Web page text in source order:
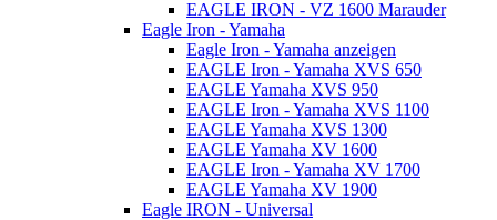
EAGLE IRON - VZ 1600 Marauder
Eagle Iron - Yamaha
Eagle Iron - Yamaha anzeigen
EAGLE Iron - Yamaha XVS 650
EAGLE Yamaha XVS 950
EAGLE Iron - Yamaha XVS 1100
EAGLE Yamaha XVS 1300
EAGLE Yamaha XV 1600
EAGLE Iron - Yamaha XV 1700
EAGLE Yamaha XV 1900
Eagle IRON - Universal